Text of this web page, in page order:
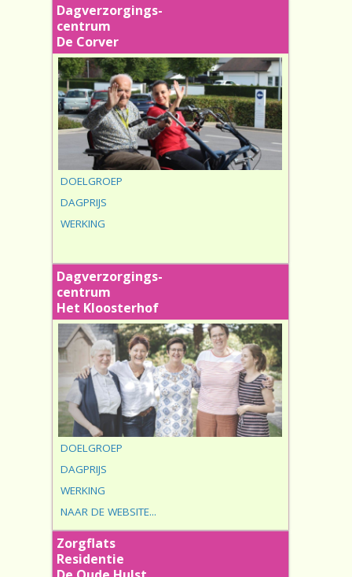
Dagverzorgings-
centrum
De Corver
DOELGROEP
DAGPRIJS
WERKING
Dagverzorgings-
centrum
Het Kloosterhof
DOELGROEP
DAGPRIJS
WERKING
NAAR DE WEBSITE...
Zorgflats
Residentie